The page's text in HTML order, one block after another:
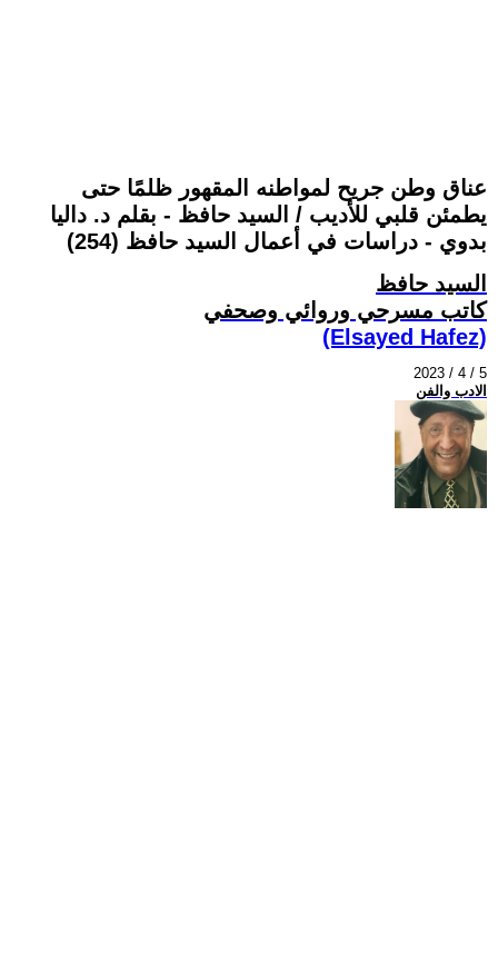
عناق وطن جريح لمواطنه المقهور ظلمًا حتى
يطمئن قلبي للأديب / السيد حافظ - بقلم د. داليا
بدوي - دراسات في أعمال السيد حافظ (254)
السيد حافظ
كاتب مسرحي وروائي وصحفي
(Elsayed Hafez)
2023 / 4 / 5
الادب والفن